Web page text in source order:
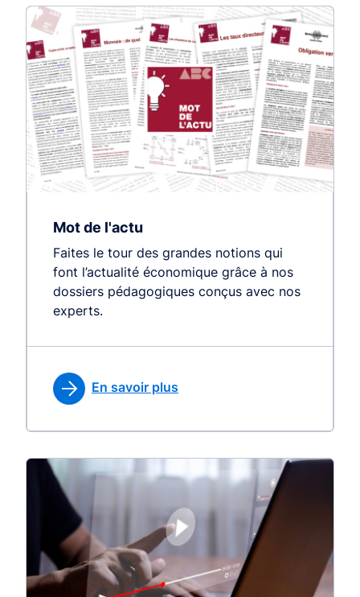
Mot de l'actu
Faites le tour des grandes notions qui
font l’actualité économique grâce à nos
dossiers pédagogiques conçus avec nos
experts.
En savoir plus